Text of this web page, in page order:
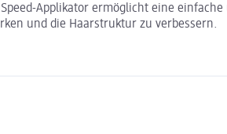
Applikator ermöglicht eine
und die Haarstruktur zu verbessern.